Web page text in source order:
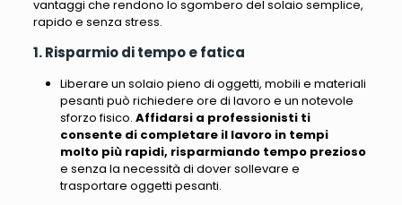
vantaggi che rendono lo sgombero del solaio semplice,
rapido e senza stress.
1. Risparmio di tempo e fatica
Liberare un solaio pieno di oggetti, mobili e materiali
pesanti può richiedere ore di lavoro e un notevole
sforzo fisico. Affidarsi a professionisti ti
consente di completare il lavoro in tempi
molto più rapidi, risparmiando tempo prezioso
e senza la necessità di dover sollevare e
trasportare oggetti pesanti.